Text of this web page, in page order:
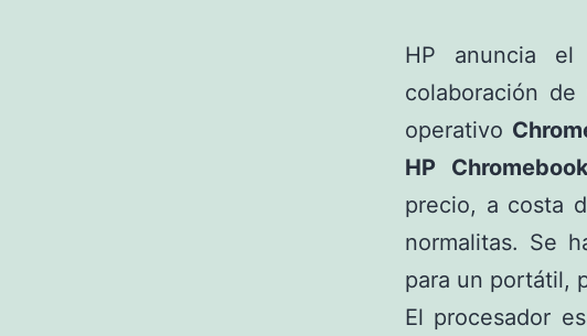
HP anuncia el
colaboración
operativo
HP
precio, a costa
normalitas. Se
para un portátil,
El procesador